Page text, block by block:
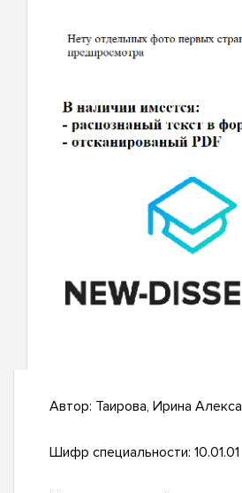
Автор: Таирова, Ирина
Шифр специальности: 10.01.01